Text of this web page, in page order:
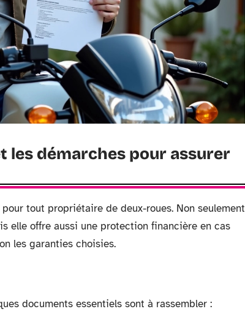
les démarches pour assurer
tout propriétaire de deux-roues. Non seulement
elle offre aussi une protection financière en cas
les garanties choisies.
documents essentiels sont à rassembler :